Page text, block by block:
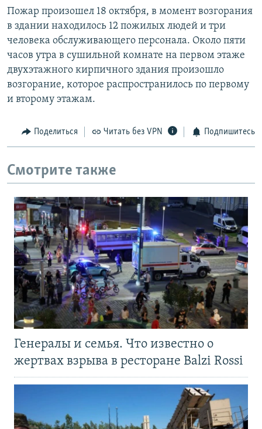
Пожар произошел 18 октября, в момент возгорания
в здании находилось 12 пожилых людей и три
человека обслуживающего персонала. Около пяти
часов утра в сушильной комнате на первом этаже
двухэтажного кирпичного здания произошло
возгорание, которое распространилось по первому
и второму этажам.
Поделиться Читать без VPN Подпишитесь
Смотрите также
Генералы и семья. Что известно о
жертвах взрыва в ресторане Balzi Rossi